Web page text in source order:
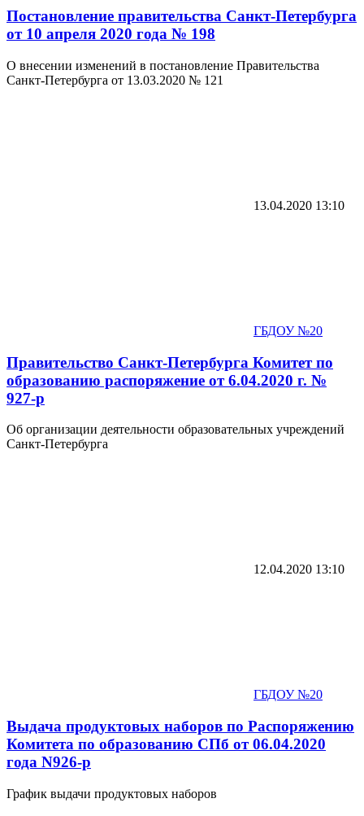
Постановление правительства Санкт-Петербурга
от 10 апреля 2020 года № 198
О внесении изменений в постановление Правительства
Санкт-Петербурга от 13.03.2020 № 121
13.04.2020 13:10
ГБДОУ №20
Правительство Санкт-Петербурга Комитет по
образованию распоряжение от 6.04.2020 г. №
927-р
Об организации деятельности образовательных учреждений
Санкт-Петербурга
12.04.2020 13:10
ГБДОУ №20
Выдача продуктовых наборов по Распоряжению
Комитета по образованию СПб от 06.04.2020
года N926-р
График выдачи продуктовых наборов